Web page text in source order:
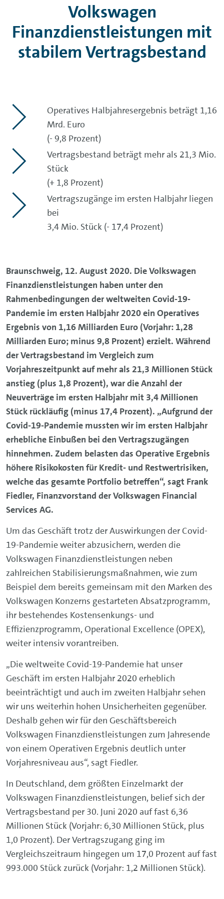
Volkswagen
Finanzdienstleistungen mit
stabilem Vertragsbestand
Operatives Halbjahresergebnis beträgt 1,16
Mrd. Euro
(- 9,8 Prozent)
Vertragsbestand beträgt mehr als 21,3 Mio.
Stück
(+ 1,8 Prozent)
Vertragszugänge im ersten Halbjahr liegen
bei
3,4 Mio. Stück (- 17,4 Prozent)
Braunschweig, 12. August 2020. Die Volkswagen
Finanzdienstleistungen haben unter den
Rahmenbedingungen der weltweiten Covid-19-
Pandemie im ersten Halbjahr 2020 ein Operatives
Ergebnis von 1,16 Milliarden Euro (Vorjahr: 1,28
Milliarden Euro; minus 9,8 Prozent) erzielt. Während
der Vertragsbestand im Vergleich zum
Vorjahreszeitpunkt auf mehr als 21,3 Millionen Stück
anstieg (plus 1,8 Prozent), war die Anzahl der
Neuverträge im ersten Halbjahr mit 3,4 Millionen
Stück rückläufig (minus 17,4 Prozent). „Aufgrund der
Covid-19-Pandemie mussten wir im ersten Halbjahr
erhebliche Einbußen bei den Vertragszugängen
hinnehmen. Zudem belasten das Operative Ergebnis
höhere Risikokosten für Kredit- und Restwertrisiken,
welche das gesamte Portfolio betreffen“, sagt Frank
Fiedler, Finanzvorstand der Volkswagen Financial
Services AG.
Um das Geschäft trotz der Auswirkungen der Covid-
19-Pandemie weiter abzusichern, werden die
Volkswagen Finanzdienstleistungen neben
zahlreichen Stabilisierungsmaßnahmen, wie zum
Beispiel dem bereits gemeinsam mit den Marken des
Volkswagen Konzerns gestarteten Absatzprogramm,
ihr bestehendes Kostensenkungs- und
Effizienzprogramm, Operational Excellence (OPEX),
weiter intensiv vorantreiben.
„Die weltweite Covid-19-Pandemie hat unser
Geschäft im ersten Halbjahr 2020 erheblich
beeinträchtigt und auch im zweiten Halbjahr sehen
wir uns weiterhin hohen Unsicherheiten gegenüber.
Deshalb gehen wir für den Geschäftsbereich
Volkswagen Finanzdienstleistungen zum Jahresende
von einem Operativen Ergebnis deutlich unter
Vorjahresniveau aus“, sagt Fiedler.
In Deutschland, dem größten Einzelmarkt der
Volkswagen Finanzdienstleistungen, belief sich der
Vertragsbestand per 30. Juni 2020 auf fast 6,36
Millionen Stück (Vorjahr: 6,30 Millionen Stück, plus
1,0 Prozent). Der Vertragszugang ging im
Vergleichszeitraum hingegen um 17,0 Prozent auf fast
993.000 Stück zurück (Vorjahr: 1,2 Millionen Stück).